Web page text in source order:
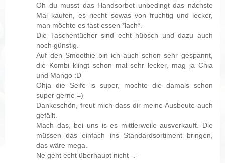
Oh du musst das Handsorbet unbedingt das nächste
Mal kaufen, es riecht sowas von fruchtig und lecker,
man möchte es fast essen *lach*.
Die Taschentücher sind echt hübsch und dazu auch
noch günstig.
Auf den Smoothie bin ich auch schon sehr gespannt,
die Kombi klingt schon mal sehr lecker, mag ja Chia
und Mango :D
Ohja die Seife is super, mochte die damals schon
super gerne =)
Dankeschön, freut mich dass dir meine Ausbeute auch
gefällt.
Mach das, bei uns is es mittlerweile ausverkauft. Die
müssen das einfach ins Standardsortiment bringen,
das wäre mega.
Ne geht echt überhaupt nicht -.-